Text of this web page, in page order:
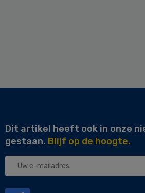
Dit artikel heeft ook in onze
gestaan. Blijf op de hoogte.
Uw